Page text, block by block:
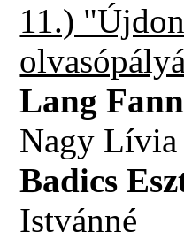
11.)
Lang
Nagy Lívia
Badics
Istvánné